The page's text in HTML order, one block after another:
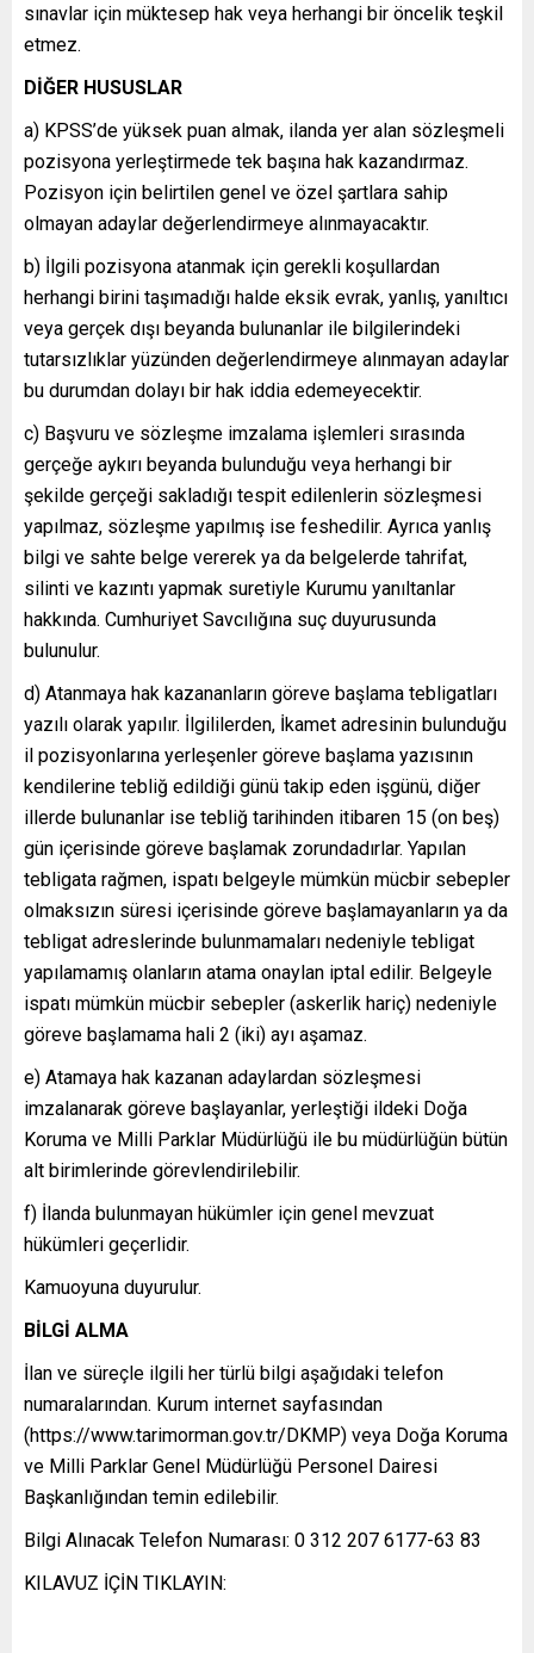
sınavlar için müktesep hak veya herhangi bir öncelik teşkil
etmez.
DİĞER HUSUSLAR
a) KPSS’de yüksek puan almak, ilanda yer alan sözleşmeli
pozisyona yerleştirmede tek başına hak kazandırmaz.
Pozisyon için belirtilen genel ve özel şartlara sahip
olmayan adaylar değerlendirmeye alınmayacaktır.
b) İlgili pozisyona atanmak için gerekli koşullardan
herhangi birini taşımadığı halde eksik evrak, yanlış, yanıltıcı
veya gerçek dışı beyanda bulunanlar ile bilgilerindeki
tutarsızlıklar yüzünden değerlendirmeye alınmayan adaylar
bu durumdan dolayı bir hak iddia edemeyecektir.
c) Başvuru ve sözleşme imzalama işlemleri sırasında
gerçeğe aykırı beyanda bulunduğu veya herhangi bir
şekilde gerçeği sakladığı tespit edilenlerin sözleşmesi
yapılmaz, sözleşme yapılmış ise feshedilir. Ayrıca yanlış
bilgi ve sahte belge vererek ya da belgelerde tahrifat,
silinti ve kazıntı yapmak suretiyle Kurumu yanıltanlar
hakkında. Cumhuriyet Savcılığına suç duyurusunda
bulunulur.
d) Atanmaya hak kazananların göreve başlama tebligatları
yazılı olarak yapılır. İlgililerden, İkamet adresinin bulunduğu
il pozisyonlarına yerleşenler göreve başlama yazısının
kendilerine tebliğ edildiği günü takip eden işgünü, diğer
illerde bulunanlar ise tebliğ tarihinden itibaren 15 (on beş)
gün içerisinde göreve başlamak zorundadırlar. Yapılan
tebligata rağmen, ispatı belgeyle mümkün mücbir sebepler
olmaksızın süresi içerisinde göreve başlamayanların ya da
tebligat adreslerinde bulunmamaları nedeniyle tebligat
yapılamamış olanların atama onaylan iptal edilir. Belgeyle
ispatı mümkün mücbir sebepler (askerlik hariç) nedeniyle
göreve başlamama hali 2 (iki) ayı aşamaz.
e) Atamaya hak kazanan adaylardan sözleşmesi
imzalanarak göreve başlayanlar, yerleştiği ildeki Doğa
Koruma ve Milli Parklar Müdürlüğü ile bu müdürlüğün bütün
alt birimlerinde görevlendirilebilir.
f) İlanda bulunmayan hükümler için genel mevzuat
hükümleri geçerlidir.
Kamuoyuna duyurulur.
BİLGİ ALMA
İlan ve süreçle ilgili her türlü bilgi aşağıdaki telefon
numaralarından. Kurum internet sayfasından
(https://www.tarimorman.gov.tr/DKMP) veya Doğa Koruma
ve Milli Parklar Genel Müdürlüğü Personel Dairesi
Başkanlığından temin edilebilir.
Bilgi Alınacak Telefon Numarası: 0 312 207 6177-63 83
KILAVUZ İÇİN TIKLAYIN: